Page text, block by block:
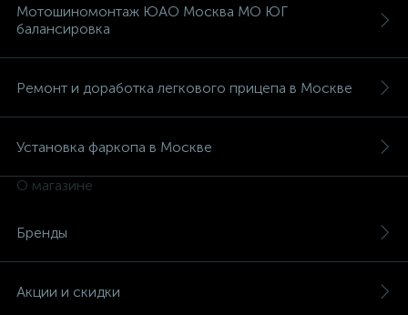
Мотошиномонтаж ЮАО Москва МО ЮГ
балансировка
Ремонт и доработка легкового прицепа в Москве
Установка фаркопа в Москве
О магазине
Бренды
Акции и скидки